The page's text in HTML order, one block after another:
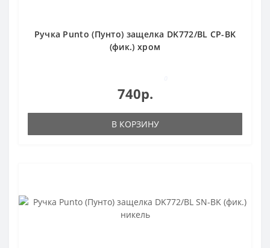
Ручка Punto (Пунто) защелка DK772/BL CP-BK
(фик.) хром
740р.
В КОРЗИНУ